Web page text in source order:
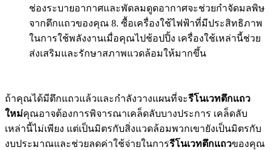
ช่องระบายอากาศและพัดลมดูดอากาศจะช่วยกำจัดมลพิษ
จากตึกแถวของคุณ 8. ซื้อเครื่องใช้ไฟฟ้าที่มีประสิทธิภาพ
ในการใช้พลังงานเมื่อคุณไปช้อปปิ้ง เครื่องใช้เหล่านี้ช่วย
ส่งเสริมและรักษาสภาพแวดล้อมให้มากขึ้น
ถ้าคุณได้มีตึกแถวแล้วและกำลังวางแผนที่จะรีโนเวทตึกแถว
ใหม่คุณอาจต้องการพิจารณาเคล็ดลับบางประการ เคล็ดลับ
เหล่านี้ไม่เพียง แต่เป็นมิตรกับสิ่งแวดล้อมพวกเขายังเป็นมิตรกับ
งบประมาณและช่วยลดค่าใช้จ่ายในการรีโนเวทตึกแถวของคุณ